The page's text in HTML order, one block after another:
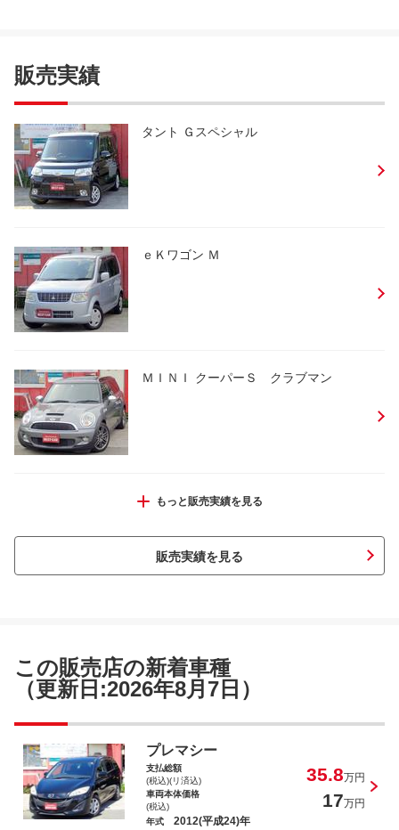
販売実績
タント Ｇスペシャル
ｅＫワゴン Ｍ
ＭＩＮＩ クーパーＳ クラブマン
ワゴンＲ ＦＸリミテッド
タント カスタムＸ
もっと販売実績を見る
販売実績を見る
この販売店の新着車種
（更新日:2026年8月7日）
プレマシー
支払総額
(税込)(リ済込)
35.8万円
車両本体価格
(税込)
17万円
年式 2012(平成24)年